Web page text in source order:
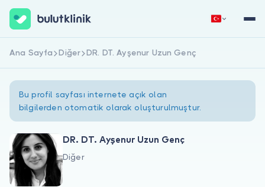
Hakkımızda
Hemen Kaydol Giriş Yap
Ana Sayfa Diğer DR. DT. Ayşenur Uzun Genç
Bu profil sayfası internete açık olan
bilgilerden otomatik olarak oluşturulmuştur.
DR. DT. Ayşenur Uzun Genç
Diğer